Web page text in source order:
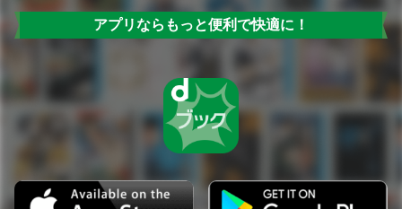
アプリならもっと便利で快適に！